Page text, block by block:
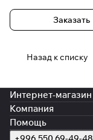
Заказать
Назад к списку
Интернет-магазин
Компания
Помощь